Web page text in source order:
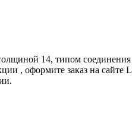
14, типом
, оформите заказ на сайте